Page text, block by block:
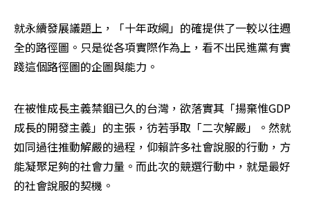
就永續發展議題上，「十年政綱」的確提供了一較以往週
全的路徑圖。只是從各項實際作為上，看不出民進黨有實
踐這個路徑圖的企圖與能力。
在被惟成長主義禁錮已久的台灣，欲落實其「揚棄惟GDP
成長的開發主義」的主張，彷若爭取「二次解嚴」。然就
如同過往推動解嚴的過程，仰賴許多社會說服的行動，方
能凝聚足夠的社會力量。而此次的競選行動中，就是最好
的社會說服的契機。